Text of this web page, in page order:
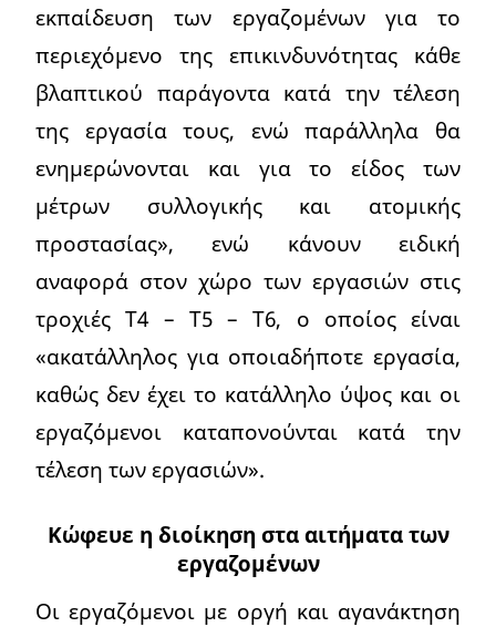
εκπαίδευση των εργαζομένων για το
περιεχόμενο της επικινδυνότητας κάθε
βλαπτικού παράγοντα κατά την τέλεση
της εργασία τους, ενώ παράλληλα θα
ενημερώνονται και για το είδος των
μέτρων συλλογικής και ατομικής
προστασίας», ενώ κάνουν ειδική
αναφορά στον χώρο των εργασιών στις
τροχιές Τ4 – Τ5 – Τ6, ο οποίος είναι
«ακατάλληλος για οποιαδήποτε εργασία,
καθώς δεν έχει το κατάλληλο ύψος και οι
εργαζόμενοι καταπονούνται κατά την
τέλεση των εργασιών».
Κώφευε η διοίκηση στα αιτήματα των
εργαζομένων
Οι εργαζόμενοι με οργή και αγανάκτηση